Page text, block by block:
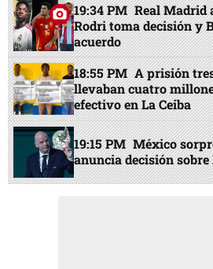
19:34 PM Real Madrid
Rodri toma decisión y
acuerdo
18:55 PM A prisión
llevaban cuatro
efectivo en La Ceiba
19:15 PM México
anuncia decisión